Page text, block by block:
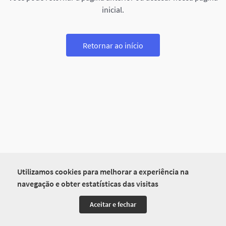
Utilizamos cookies para melhorar a experiência na
navegação e obter estatísticas das visitas
Aceitar e fechar
inicial.
Retornar ao início